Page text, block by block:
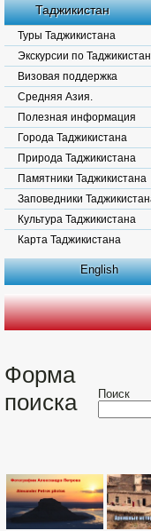
Таджикистан
Туры Таджикистана
Экскурсии по
Визовая поддержка
Средняя Азия.
Полезная информация
Города Таджикистана
Природа Таджикистана
Памятники Таджикистана
Заповедники
Культура Таджикистана
Карта Таджикистана
English
Форма
поиска
Поиск